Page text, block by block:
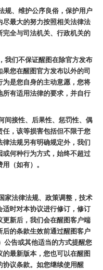
规、维护公序良俗，保护用户
最大的努力按照相关法律法
全与司法机关、行政机关的
我们不保证醒图在除官方发布
您在醒图官方发布以外的司
是您自身的主动意愿，您将
有适用法律的要求，并自行
间接性、后果性、惩罚性、偶
，该等损害包括但不限于您
法规另有明确规定外，我们
何种行为方式，始终不超过
（如有）。
家法律法规、政策调整，技术
时对本协议进行修订，修订
新后，我们会在醒图客户端
的条款生效前通过醒图客户
告或其他适当的方式提醒您
最新版本，您也可以在醒图
议条款。如您继续使用醒